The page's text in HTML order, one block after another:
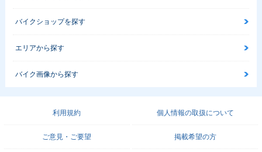
バイクショップを探す
エリアから探す
バイク画像から探す
利用規約 個人情報の取扱について
ご意見・ご要望 掲載希望の方